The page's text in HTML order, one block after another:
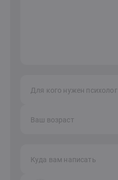
Для кого нужен психолог
Ваш возраст
Куда вам написать